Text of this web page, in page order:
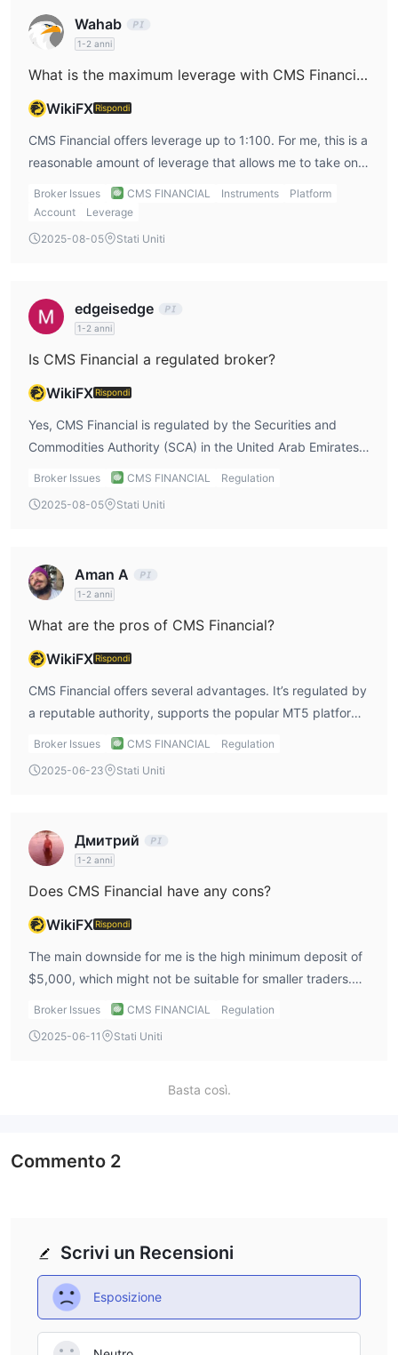
Wahab
1-2 anni
What is the maximum leverage with CMS Financial?
WikiFX Rispondi
CMS Financial offers leverage up to 1:100. For me, this is a
reasonable amount of leverage that allows me to take on
larger positions without taking excessive risks. However, I
always make sure to use leverage cautiously to avoid
amplifying losses.
Broker Issues CMS FINANCIAL Instruments
Platform
Account
Leverage
2025-08-05
Stati Uniti
edgeisedge
1-2 anni
Is CMS Financial a regulated broker?
WikiFX Rispondi
Yes, CMS Financial is regulated by the Securities and
Commodities Authority (SCA) in the United Arab Emirates.
This gives me some level of confidence in the broker, as
standards. However, I would still be cautious and ensure
Broker Issues CMS FINANCIAL
Regulation
2025-08-05
Stati Uniti
Aman A
1-2 anni
What are the pros of CMS Financial?
WikiFX Rispondi
CMS Financial offers several advantages. It’s regulated by
a reputable authority, supports the popular MT5 platform,
and provides access to over 200 trading assets.
and the spreads are as low as 0.0 pips. However, the high
Broker Issues CMS FINANCIAL
Regulation
2025-06-23
Stati Uniti
Дмитрий
1-2 anni
Does CMS Financial have any cons?
WikiFX Rispondi
The main downside for me is the high minimum deposit of
$5,000, which might not be suitable for smaller traders.
Additionally, there’s limited information about withdrawal
accessing my funds.
Broker Issues CMS FINANCIAL
Regulation
2025-06-11
Stati Uniti
Basta così.
Scrivi un Recensioni
Esposizione
Commento 2